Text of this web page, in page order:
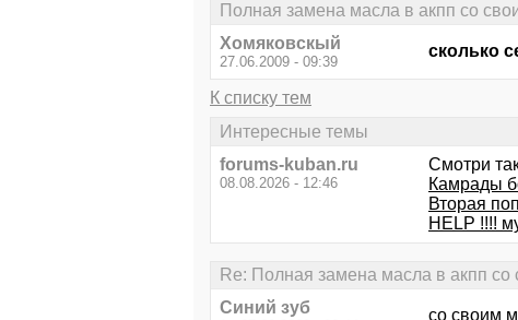
Полная замена масла в акпп со
Хомяковскый
27.06.2009 - 09:39
сколько
К списку тем
Интересные темы
forums-kuban.ru
08.08.2026 - 12:46
Смотри
Камрады
Вторая
HELP !!!!
Re: Полная замена масла в акпп
Синий зуб
со своим